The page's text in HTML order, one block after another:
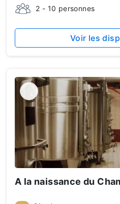
2 - 10 personnes
Voir les
A la naissance du